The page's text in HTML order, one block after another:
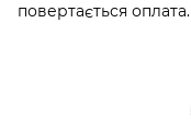
повертається оплата.